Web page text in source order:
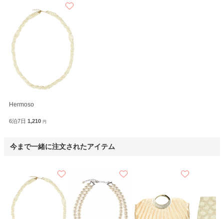
Hermoso
6泊7日 1,210 円
今まで一緒に注文されたアイテム